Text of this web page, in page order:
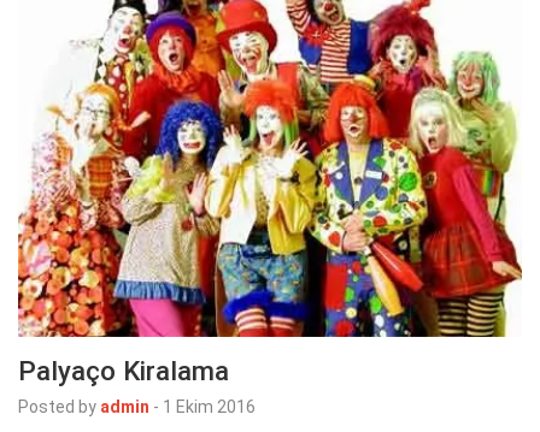
Palyaço Kiralama
Posted by admin - 1 Ekim 2016